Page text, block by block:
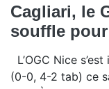
Cagliari, le
souffle
L’OGC Nice
(0-0, 4-2 tab) ce